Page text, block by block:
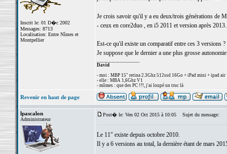
Inscrit le: 01 D�c 2002
Messages: 8713
Localisation: Entre Nîmes et
Montpellier
Je crois savoir qu'il y a eu deux/trois générations de
- ceux en core2duo , en i5 2011 et version après 2013.
Est-ce qu'il existe un comparatif entre ces 3 versions ?
Je suppose que le dernier a une plus grosse
David
- moi : MBP 15" retina 2.3Ghz 512ssd 16Go + iPad mini + ipad air
- elle : MBA 1,6Ghz V1
- mômes : que des PC !?!, j'ai loupé un truc là
Revenir en haut de page
lpascalon
Administrateur
Post� le: Ven 02 Oct 2015 à 10:05 Sujet du message:
Le 11" existe depuis octobre 2010.
Il y a 6 versions au total, la dernière étant de mars